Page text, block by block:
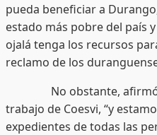
pueda beneficiar a
estado más pobre del país
ojalá tenga los recursos
reclamo de los
No obstante, afirmó,
trabajo de Coesvi, “y
expedientes de todas las